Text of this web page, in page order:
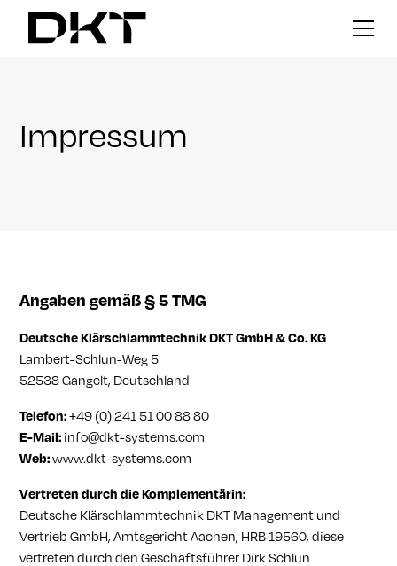
Impressum
Angaben gemäß § 5 TMG
Deutsche Klärschlammtechnik DKT GmbH & Co. KG
Lambert-Schlun-Weg 5
52538 Gangelt, Deutschland
Telefon:+49 (0) 241 51 00 88 80
E-Mail: info@dkt-systems.com
Web:www.dkt-systems.com
Vertreten durch die Komplementärin:
Deutsche Klärschlammtechnik DKT Management und
Vertrieb GmbH, Amtsgericht Aachen, HRB 19560, diese
vertreten durch den Geschäftsführer Dirk Schlun